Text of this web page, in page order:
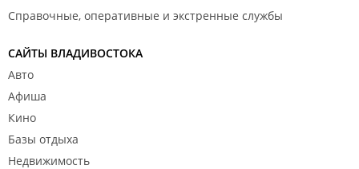
Представляете человеку в СССР выдали бы
её перечислили куда-то там и никаких
подтверждающих документов о том,что половина
пенсии истрачена не дают. Я нет. Если арест на
счёте,банк обязательно подтверждает операцию,в
нет,почему? Или это вопрос прокуратуре?
Справочные, оперативные и экстренные службы
САЙТЫ ВЛАДИВОСТОКА
Авто
Афиша
Кино
Базы отдыха
Недвижимость